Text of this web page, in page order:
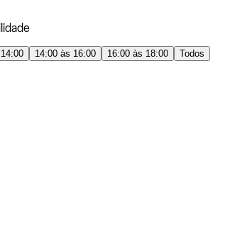
14:00 às 16:00 16:00 às 18:00
Todos